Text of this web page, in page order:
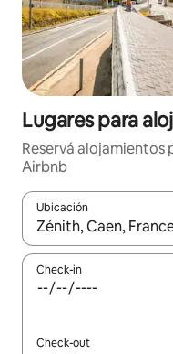
Lugares para
Reservá alojamientos
Airbnb
Ubicación
Cuando los resultados
Check-in
Check-out